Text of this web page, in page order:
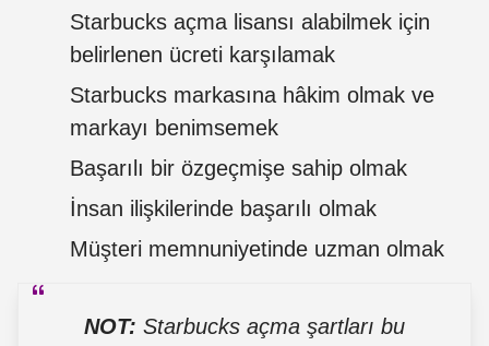
Starbucks açma lisansı alabilmek için
belirlenen ücreti karşılamak
Starbucks markasına hâkim olmak ve
markayı benimsemek
Başarılı bir özgeçmişe sahip olmak
İnsan ilişkilerinde başarılı olmak
Müşteri memnuniyetinde uzman olmak
NOT: Starbucks açma şartları bu